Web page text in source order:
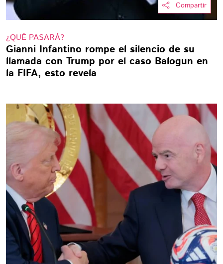
Compartir
¿QUÉ PASARÁ?
Gianni Infantino rompe el silencio de su
llamada con Trump por el caso Balogun en
la FIFA, esto revela